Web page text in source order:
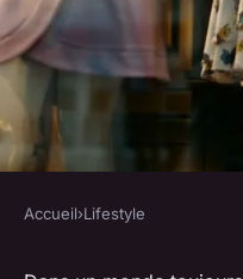
LIFESTYLE
Accueil›Lifestyle